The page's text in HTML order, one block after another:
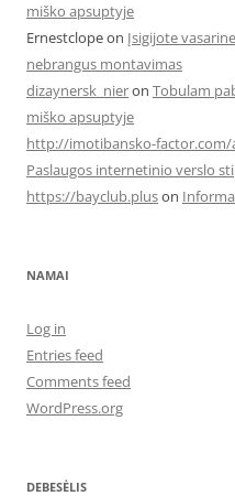
miško apsuptyje
Ernestclopeon Įsigijote
nebrangus montavimas
dizaynersk_nieron Tobulam
miško apsuptyje
http://imotibansko-
Paslaugos internetinio verslo
https://bayclub.pluson
NAMAI
Log in
Entries feed
Comments feed
WordPress.org
DEBESĖLIS